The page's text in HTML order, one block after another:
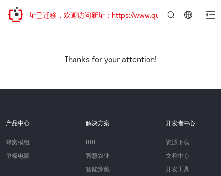
网站地址已迁移，欢迎访问新址：https://www.quectel.com.cn
Thanks for your attention!
产品中心
蜂窝模组
单板电脑
解决方案
DTU
智慧农业
智能穿戴
开发者中心
资源下载
文档中心
开发工具